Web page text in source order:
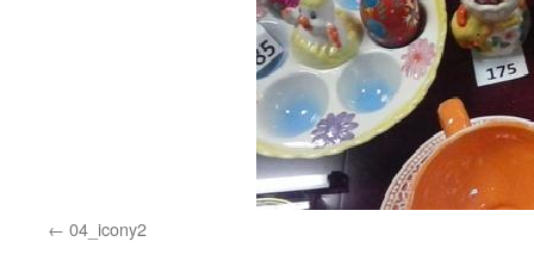
04_icony2